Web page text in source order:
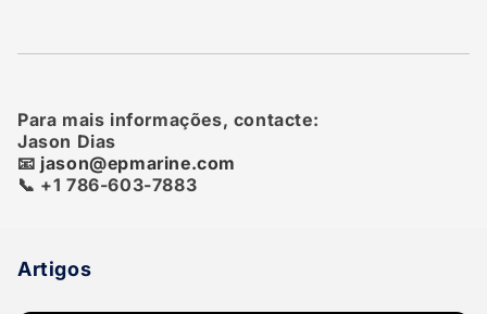
Para mais informações, contacte:
Jason Dias
📧 jason@epmarine.com
📞 +1 786-603-7883
Artigos